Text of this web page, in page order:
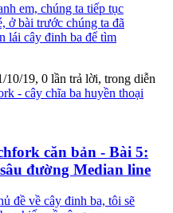
em, chúng ta tiếp tục
ở bài trước chúng ta đã
lái cây đinh ba để tìm
10/19, 0 lần trả lời, trong diễn
- cây chĩa ba huyền thoại
căn bản - Bài 5:
đường Median line
đề về cây đinh ba, tôi sẽ